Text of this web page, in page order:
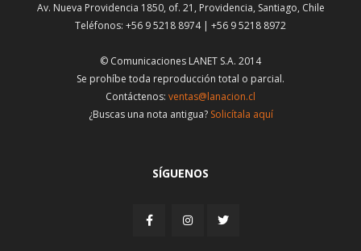
Av. Nueva Providencia 1850, of. 21, Providencia, Santiago, Chile
Teléfonos: +56 9 5218 8974 | +56 9 5218 8972
© Comunicaciones LANET S.A. 2014
Se prohíbe toda reproducción total o parcial.
Contáctenos: ventas@lanacion.cl
¿Buscas una nota antigua? Solicítala aquí
SÍGUENOS